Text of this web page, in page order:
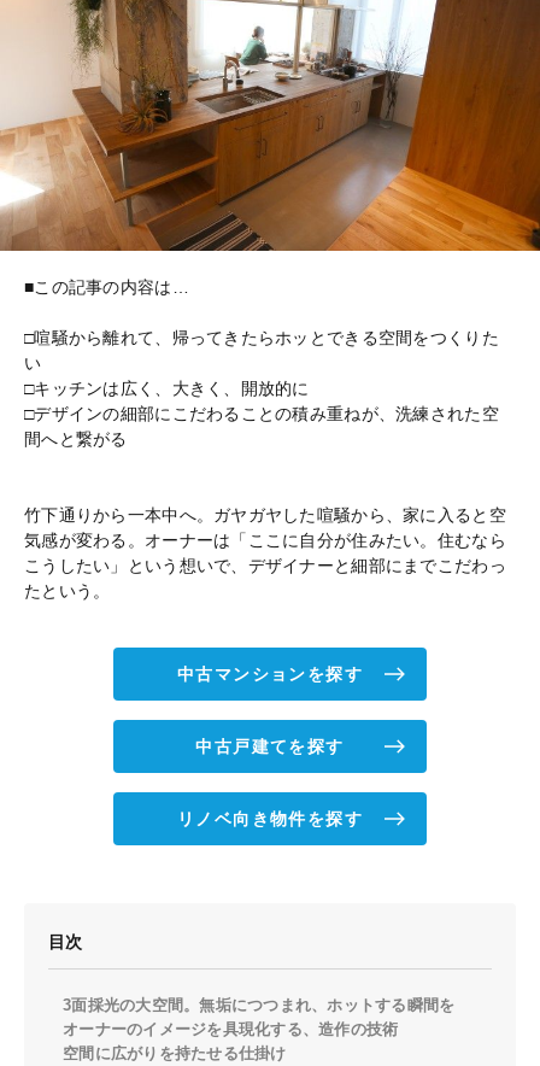
■この記事の内容は…
□喧騒から離れて、帰ってきたらホッとできる空間をつくりた
い
□キッチンは広く、大きく、開放的に
□デザインの細部にこだわることの積み重ねが、洗練された空
間へと繋がる
竹下通りから一本中へ。ガヤガヤした喧騒から、家に入ると空
気感が変わる。オーナーは「ここに自分が住みたい。住むなら
こうしたい」という想いで、デザイナーと細部にまでこだわっ
たという。
中古マンションを探す
中古戸建てを探す
リノベ向き物件を探す
目次
3面採光の大空間。無垢につつまれ、ホットする瞬間を
オーナーのイメージを具現化する、造作の技術
空間に広がりを持たせる仕掛け